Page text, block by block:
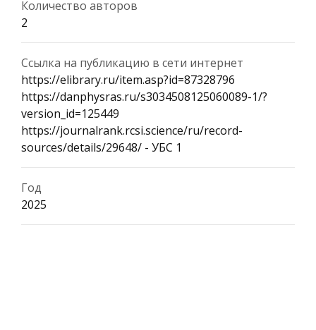
Количество авторов
2
Ссылка на публикацию в сети интернет
https://elibrary.ru/item.asp?id=87328796
https://danphysras.ru/s3034508125060089-1/?
version_id=125449
https://journalrank.rcsi.science/ru/record-
sources/details/29648/ - УБС 1
Год
2025